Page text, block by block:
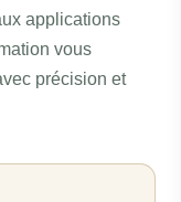
applications
vous
précision et